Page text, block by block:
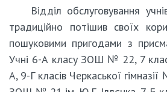
Відділ обслуговування
традиційно потішив своїх
пошуковими пригодами з
Учні 6-А класу ЗОШ № 22, 7
А, 9-Г класів Черкаської